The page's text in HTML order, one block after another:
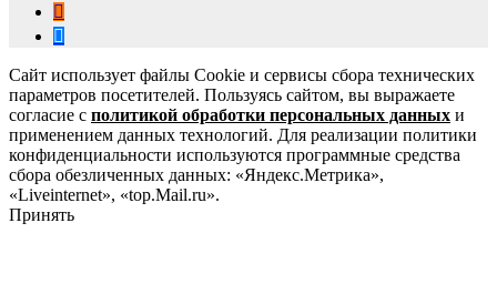
Сайт использует файлы Cookie и сервисы сбора технических
параметров посетителей. Пользуясь сайтом, вы выражаете
согласие с политикой обработки персональных данных и
применением данных технологий. Для реализации политики
конфиденциальности используются программные средства
сбора обезличенных данных: «Яндекс.Метрика»,
«Liveinternet», «top.Mail.ru».
Принять